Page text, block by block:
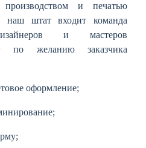
и печатью
наш штат входит команда
и мастеров
по желанию заказчика
оформление;